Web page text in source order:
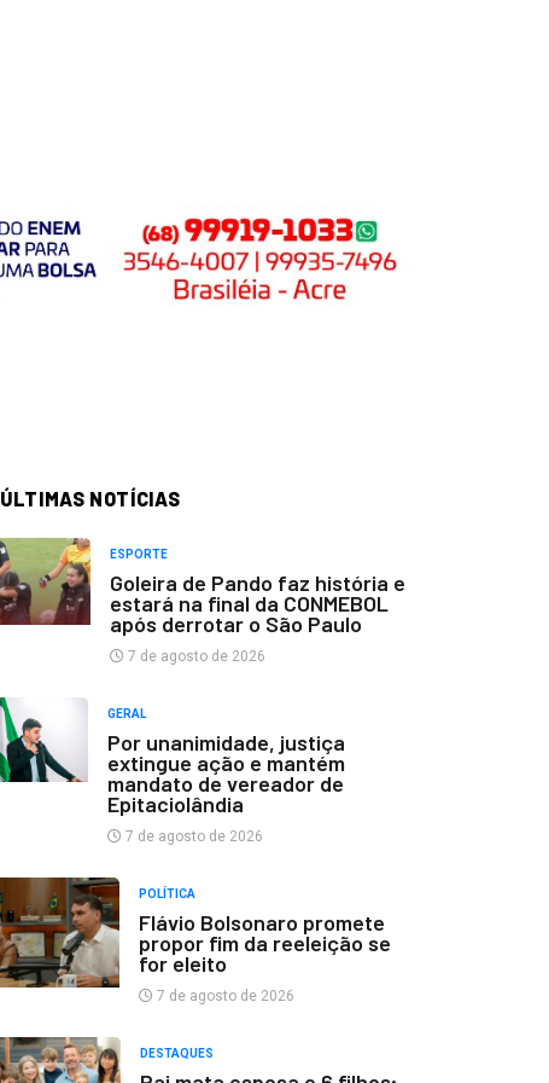
ÚLTIMAS NOTÍCIAS
ESPORTE
Goleira de Pando faz história e
estará na final da CONMEBOL
após derrotar o São Paulo
7 de agosto de 2026
GERAL
Por unanimidade, justiça
extingue ação e mantém
mandato de vereador de
Epitaciolândia
7 de agosto de 2026
POLÍTICA
Flávio Bolsonaro promete
propor fim da reeleição se
for eleito
7 de agosto de 2026
DESTAQUES